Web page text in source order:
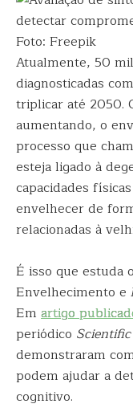
Foto: Freepik
Atualmente, 50
diagnosticadas
triplicar até 2050.
aumentando, o
processo que
esteja ligado à
capacidades
envelhecer de
relacionadas à
É isso que estuda
Envelhecimento e
Em artigo
periódico
demonstraram
podem ajudar a
cognitivo.